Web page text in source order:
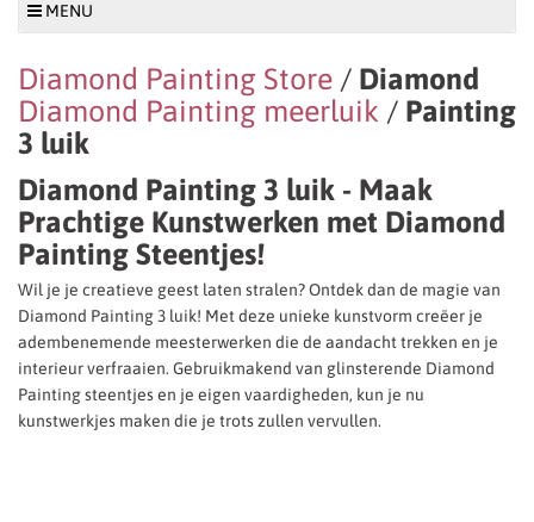
MENU
Diamond Painting Store /
Diamond Painting meerluik /
Diamond
Painting
3 luik
Diamond Painting 3 luik - Maak
Prachtige Kunstwerken met Diamond
Painting Steentjes!
Wil je je creatieve geest laten stralen? Ontdek dan de magie van
Diamond Painting 3 luik! Met deze unieke kunstvorm creëer je
adembenemende meesterwerken die de aandacht trekken en je
interieur verfraaien. Gebruikmakend van glinsterende Diamond
Painting steentjes en je eigen vaardigheden, kun je nu
kunstwerkjes maken die je trots zullen vervullen.